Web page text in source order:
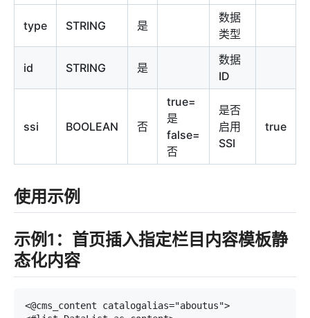
type STRING 是
数据
类型
id STRING 是
数据
ID
ssi BOOLEAN 否
true=
是
false=
否
是否
启用
SSI
true
使用示例
示例1：首页插入指定栏目内容模板静
态化内容
<@cms_content catalogalias="aboutus">